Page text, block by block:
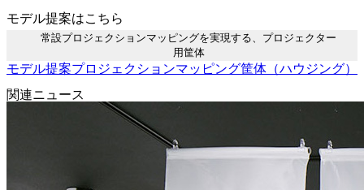
モデル提案はこちら
常設プロジェクションマッピングを実現する、プロジェクター
用筐体
モデル提案プロジェクションマッピング筐体（ハウジング）
関連ニュース